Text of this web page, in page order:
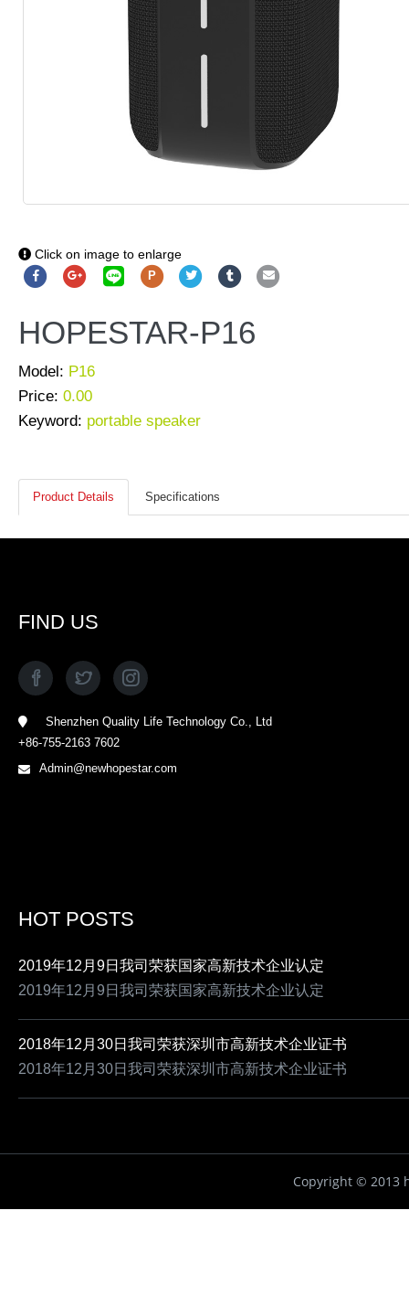
Click on image to enlarge
P
HOPESTAR-P16
Model: P16
Price: 0.00
Keyword: portable speaker
Product Details Specifications
FIND US
Shenzhen Quality Life Technology Co., Ltd
+86-755-2163 7602
Admin@newhopestar.com
HOT POSTS
2019年12月9日我司荣获国家高新技术企业认定
2019年12月9日我司荣获国家高新技术企业认定
2018年12月30日我司荣获深圳市高新技术企业证书
2018年12月30日我司荣获深圳市高新技术企业证书
Copyright © 2013